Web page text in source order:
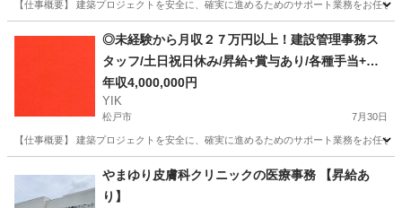
【仕事概要】 建築プロジェクトを安全に、確実に進めるためのサポート業務をお任
事務 未経験
◎未経験から月収２７万円以上！建設管理事務ス
タッフ/土日祝日休み/昇給+賞与あり/各種手当+寮
完備
年収4,000,000円
YIK
松戸市 7月30日
【仕事概要】 建築プロジェクトを安全に、確実に進めるためのサポート業務をお任
事務 未経験
やまゆり皮膚科クリニックの医療事務 【昇給あ
り】